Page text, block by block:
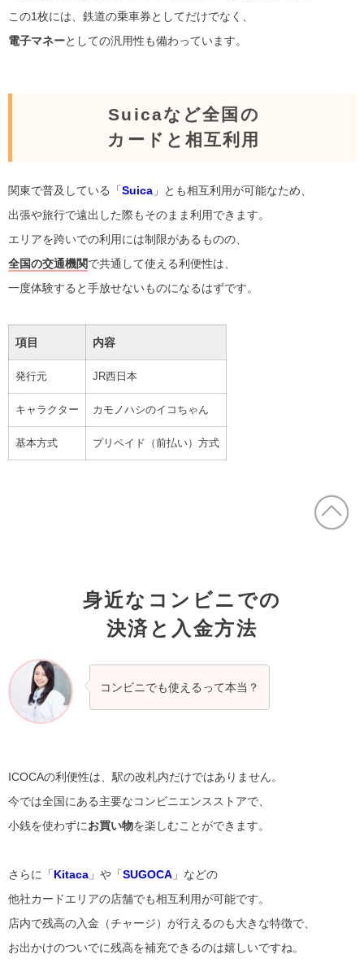
この1枚には、鉄道の乗車券としてだけでなく、
電子マネーとしての汎用性も備わっています。
Suicaなど全国の
カードと相互利用
関東で普及している「Suica 」とも相互利用が可能なため、
出張や旅行で遠出した際もそのまま利用できます。
エリアを跨いでの利用には制限があるものの、
全国の交通機関で共通して使える利便性は、
一度体験すると手放せないものになるはずです。
項目 内容
発行元 JR西日本
キャラクター カモノハシのイコちゃん
基本方式 プリペイド（前払い）方式
身近なコンビニでの
決済と入金方法
コンビニでも使えるって本当？
ICOCAの利便性は、駅の改札内だけではありません。
今では全国にある主要なコンビニエンスストアで、
小銭を使わずにお買い物を楽しむことができます。
さらに「Kitaca 」や「SUGOCA 」などの
他社カードエリアの店舗でも相互利用が可能です。
店内で残高の入金（チャージ）が行えるのも大きな特徴で、
お出かけのついでに残高を補充できるのは嬉しいですね。